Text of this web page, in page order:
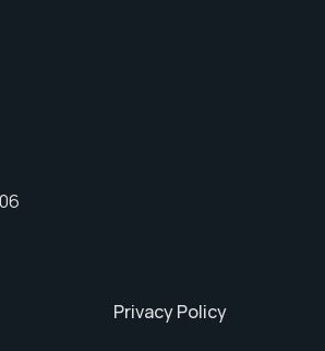
Privacy Policy